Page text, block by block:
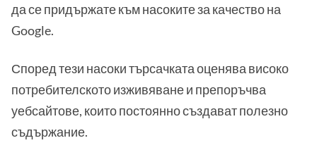
да се придържате към насоките за качество на
Google.
Според тези насоки търсачката оценява високо
потребителското изживяване и препоръчва
уебсайтове, които постоянно създават полезно
съдържание.